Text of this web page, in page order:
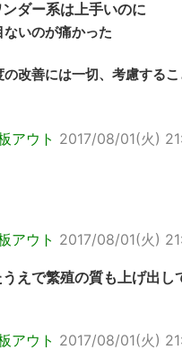
ダー系は上手いのに
いのが痛かった
改善には一切、考慮するこ
アウト 2017/08/01(火)
アウト 2017/08/01(火)
えで繁殖の質も上げ出し
アウト 2017/08/01(火)